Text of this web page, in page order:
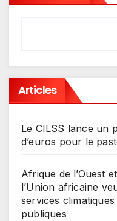
Articles
Le CILSS lance un
d’euros pour le
Afrique de l’Ouest
l’Union africaine
services
publiques